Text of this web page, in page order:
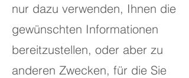
nur dazu verwenden, Ihnen die
gewünschten Informationen
bereitzustellen, oder aber zu
anderen Zwecken, für die Sie